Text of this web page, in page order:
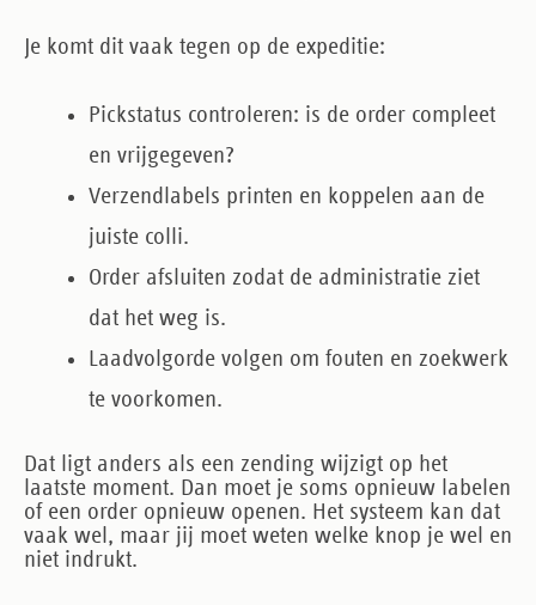
Je komt dit vaak tegen op de expeditie:
Pickstatus controleren: is de order compleet
en vrijgegeven?
Verzendlabels printen en koppelen aan de
juiste colli.
Order afsluiten zodat de administratie ziet
dat het weg is.
Laadvolgorde volgen om fouten en zoekwerk
te voorkomen.
Dat ligt anders als een zending wijzigt op het
laatste moment. Dan moet je soms opnieuw labelen
of een order opnieuw openen. Het systeem kan dat
vaak wel, maar jij moet weten welke knop je wel en
niet indrukt.